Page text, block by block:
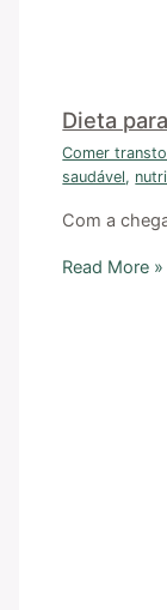
Dieta
Comer
saudável,
Com a
Read More »